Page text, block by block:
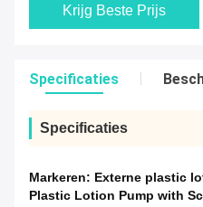
Krijg Beste Prijs
Specificaties
Specificaties
Markeren: Externe plastic
Plastic Lotion Pump with